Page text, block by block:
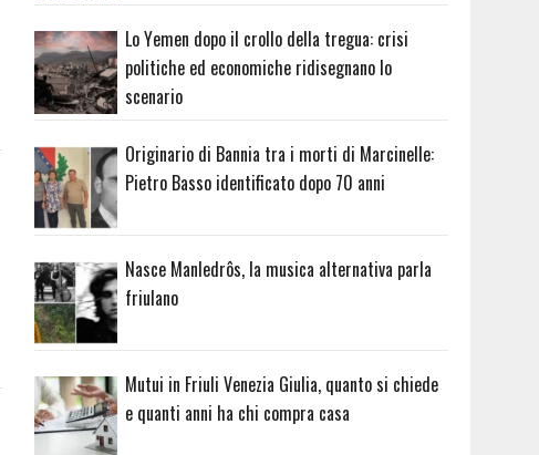
Lo Yemen dopo il crollo della tregua: crisi
politiche ed economiche ridisegnano lo
scenario
Originario di Bannia tra i morti di Marcinelle:
Pietro Basso identificato dopo 70 anni
Nasce Manledrôs, la musica alternativa parla
friulano
Mutui in Friuli Venezia Giulia, quanto si chiede
e quanti anni ha chi compra casa